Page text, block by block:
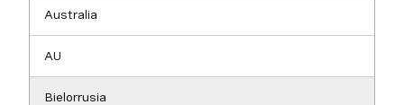
Australia
AU
Bielorrusia